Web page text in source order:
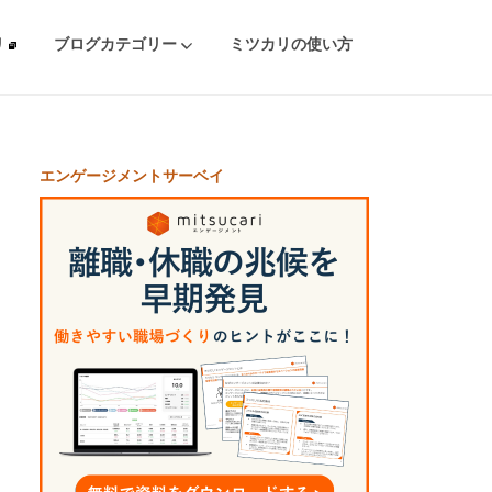
ブログカテゴリー ミツカリの使い方
エンゲージメントサーベイ